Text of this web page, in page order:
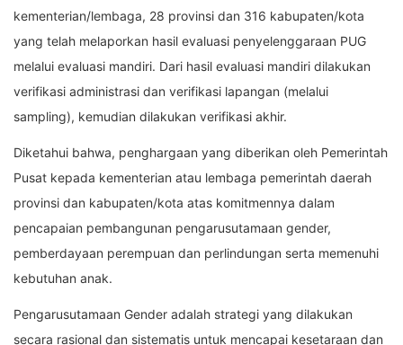
kementerian/lembaga, 28 provinsi dan 316 kabupaten/kota
yang telah melaporkan hasil evaluasi penyelenggaraan PUG
melalui evaluasi mandiri. Dari hasil evaluasi mandiri dilakukan
verifikasi administrasi dan verifikasi lapangan (melalui
sampling), kemudian dilakukan verifikasi akhir.
Diketahui bahwa, penghargaan yang diberikan oleh Pemerintah
Pusat kepada kementerian atau lembaga pemerintah daerah
provinsi dan kabupaten/kota atas komitmennya dalam
pencapaian pembangunan pengarusutamaan gender,
pemberdayaan perempuan dan perlindungan serta memenuhi
kebutuhan anak.
Pengarusutamaan Gender adalah strategi yang dilakukan
secara rasional dan sistematis untuk mencapai kesetaraan dan